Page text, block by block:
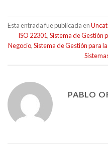
Esta entrada fue publicada en
ISO 22301,Sistema de Gestión
Negocio,Sistema de Gestión para
PABLO